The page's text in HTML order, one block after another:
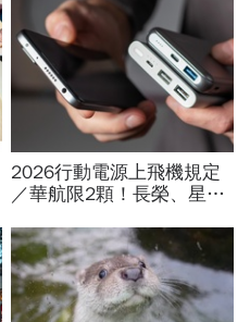
2026行動電源上飛機規定
／華航限2顆！長榮、星
帶幾個、托運還隨身手提？